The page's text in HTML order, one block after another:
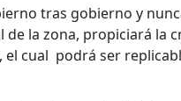
tras gobierno y
la zona, propiciará la
cual podrá ser